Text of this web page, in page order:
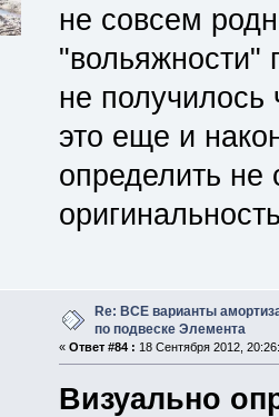
не совсем
"вольяжности"
не получилось
это еще и
определить не
Re: ВСЕ варианты
по подвеске Элемента
«Ответ #84 : 18 Сентября 2012,
Визуально